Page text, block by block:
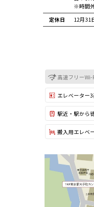
※時間
定休日
12月31
高速フリーWi-
エレベーター
駅近・駅から
搬入用エレベ